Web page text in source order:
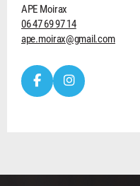
APE Moirax
06 47 69 97 14
ape.moirax@gmail.com